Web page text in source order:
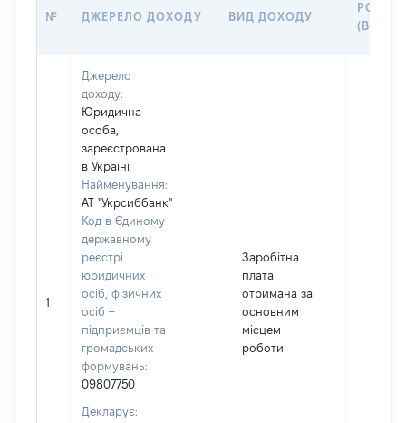
№ ДЖЕРЕЛО ДОХОДУ ВИД ДОХОДУ
1
Джерело
доходу:
Юридична
особа,
зареєстрована
в Україні
Найменування:
АТ "Укрсиббанк"
Код в Єдиному
державному
реєстрі
юридичних
осіб, фізичних
осіб –
підприємців та
громадських
формувань:
09807750
Декларує:
Заробітна
плата
отримана за
основним
місцем
роботи